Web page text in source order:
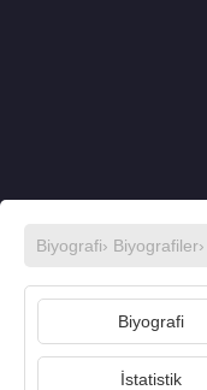
Biyografi› Biyografiler›
Biyografi
İstatistik